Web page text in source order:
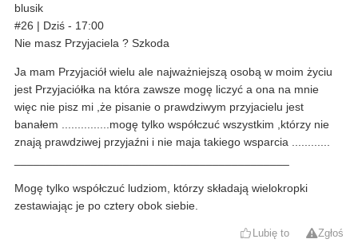
blusik
#26 | Dziś - 17:00
Nie masz Przyjaciela ? Szkoda
Ja mam Przyjaciół wielu ale najważniejszą osobą w moim życiu
jest Przyjaciółka na która zawsze mogę liczyć a ona na mnie
więc nie pisz mi ,że pisanie o prawdziwym przyjacielu jest
banałem ...............mogę tylko współczuć wszystkim ,którzy nie
znają prawdziwej przyjaźni i nie maja takiego wsparcia ............
Mogę tylko współczuć ludziom, którzy składają wielokropki
zestawiając je po cztery obok siebie.
Lubię to Zgłoś